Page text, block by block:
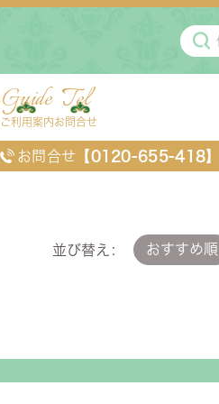
Guide
ご利用案内
Tel
お問合せ
お問合せ 【0120-655-418】
並び替え おすすめ順